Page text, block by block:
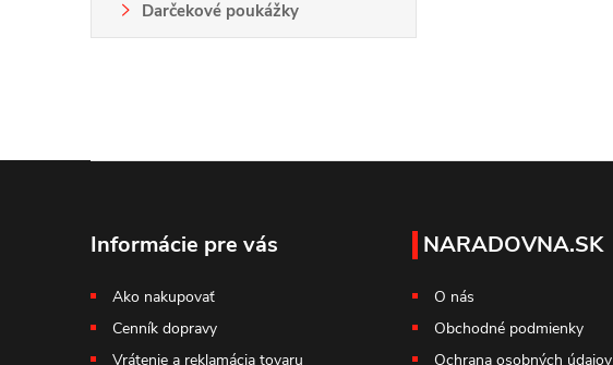
Darčekové poukážky
Informácie pre vás
Ako nakupovať
Cenník dopravy
Vrátenie a reklamácia tovaru
NARADOVNA.SK
O nás
Obchodné podmienky
Ochrana osobných údajov